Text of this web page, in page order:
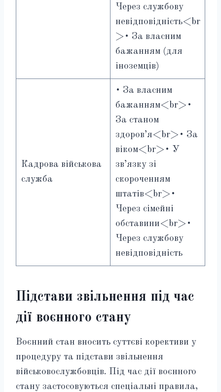
Через службову
невідповідність<br
>• За власним
бажанням (для
іноземців)
Кадрова військова
служба
• За власним
бажанням<br>•
За станом
здоров’я<br>• За
віком<br>• У
зв’язку зі
скороченням
штатів<br>•
Через сімейні
обставини<br>•
Через службову
невідповідність
Підстави звільнення під час
дії воєнного стану
Воєнний стан вносить суттєві корективи у
процедуру та підстави звільнення
військовослужбовців. Під час дії воєнного
стану застосовуються спеціальні правила,